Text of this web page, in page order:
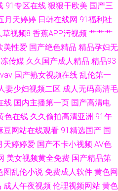
91专区在线 狠狠干欧美 国产三
月天婷婷 日韩在线网 91福利社
草视频8 香蕉APP污视频 艹艹艹
美性爱 国产绝色精品 精品孕妇无
传媒 久久国产成人精品 精品93
国产熟女视频在线 乱伦第一
妻少妇视频二区 成人无码高清毛
线 国内主播第一页 国产高清电
色在线 久久偷拍高清亚洲 91午
豆网站在线观看 91精选国产 国
天婷婷爱 国产不卡小视频 AV色
美女视频黄全免费 国产精品第
图乱伦小说 免费成人软件 黄色网
成人午夜视频 伦理视频网站 黄色